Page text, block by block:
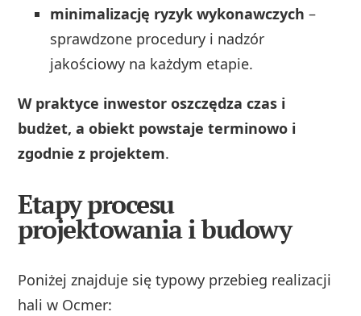
minimalizację ryzyk wykonawczych –
sprawdzone procedury i nadzór
jakościowy na każdym etapie.
W praktyce inwestor oszczędza czas i
budżet, a obiekt powstaje terminowo i
zgodnie z projektem.
Etapy procesu
projektowania i budowy
Poniżej znajduje się typowy przebieg realizacji
hali w Ocmer: